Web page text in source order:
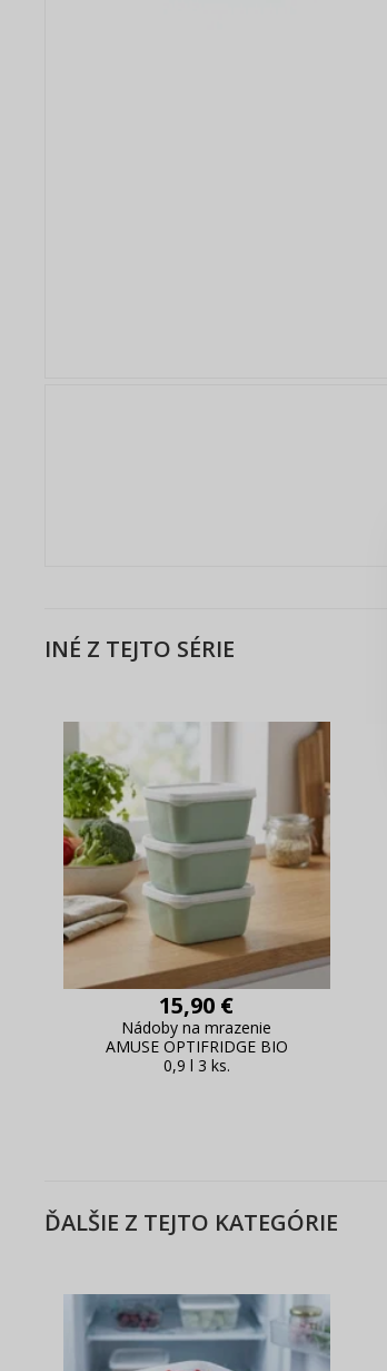
INÉ Z TEJTO SÉRIE
15,90 €
Nádoby na mrazenie
AMUSE OPTIFRIDGE BIO
0,9 l 3 ks.
ĎALŠIE Z TEJTO KATEGÓRIE